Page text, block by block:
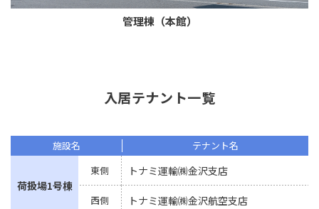
管理棟（本館）
入居テナント一覧
施設名 テナント名
荷扱場1号棟
東側 トナミ運輸㈱金沢支店
西側 トナミ運輸㈱金沢航空支店